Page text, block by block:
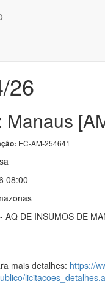
26
Manaus
EC-AM-254641
08:00
AQ DE INSUMOS DE
mais detalhes: https://